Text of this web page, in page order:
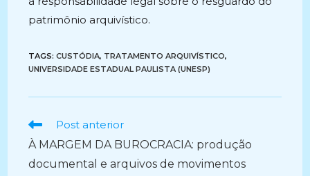
patrimônio arquivístico.
TAGS:CUSTÓDIA, TRATAMENTO ARQUIVÍSTICO,
UNIVERSIDADE ESTADUAL PAULISTA (UNESP)
Ler
mais
artigos
Post anterior
À MARGEM DA BUROCRACIA: produção
documental e arquivos de movimentos